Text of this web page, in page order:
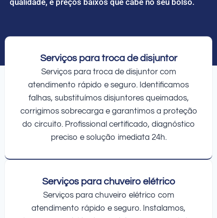
Serviços para troca de disjuntor
Serviços para troca de disjuntor com
atendimento rápido e seguro. Identificamos
falhas, substituímos disjuntores queimados,
corrigimos sobrecarga e garantimos a proteção
do circuito. Profissional certificado, diagnóstico
preciso e solução imediata 24h.
Serviços para chuveiro elétrico
Serviços para chuveiro elétrico com
atendimento rápido e seguro. Instalamos,